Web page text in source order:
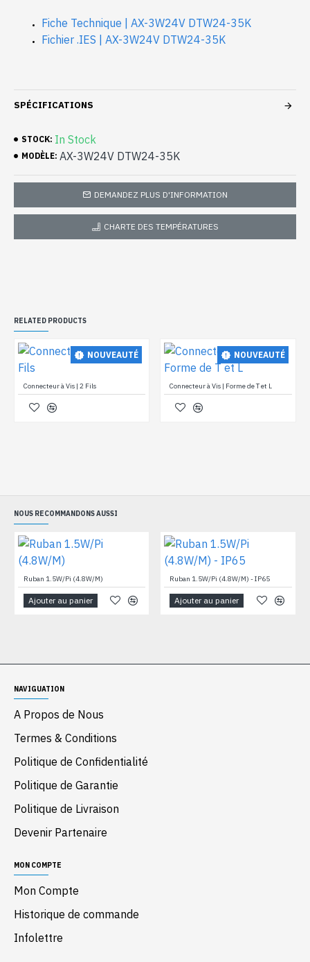
Fiche Technique | AX-3W24V DTW24-35K
Fichier .IES | AX-3W24V DTW24-35K
SPÉCIFICATIONS
STOCK: In Stock
MODÈLE: AX-3W24V DTW24-35K
DEMANDEZ PLUS D'INFORMATION
CHARTE DES TEMPÉRATURES
RELATED PRODUCTS
NOUVEAUTÉ
Connecteur à Vis | 2 Fils
NOUVEAUTÉ
Connecteur à Vis | Forme de T et L
NOUS RECOMMANDONS AUSSI
Ruban 1.5W/Pi (4.8W/M)
Ajouter au panier
Ruban 1.5W/Pi (4.8W/M) - IP65
Ajouter au panier
NAVIGUATION
A Propos de Nous
Termes & Conditions
Politique de Confidentialité
Politique de Garantie
Politique de Livraison
Devenir Partenaire
MON COMPTE
Mon Compte
Historique de commande
Infolettre